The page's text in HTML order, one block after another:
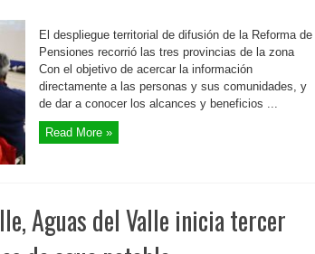
El despliegue territorial de difusión de la Reforma de
Pensiones recorrió las tres provincias de la zona
Con el objetivo de acercar la información
directamente a las personas y sus comunidades, y
de dar a conocer los alcances y beneficios ...
Read More »
Aguas del Valle inicia tercer